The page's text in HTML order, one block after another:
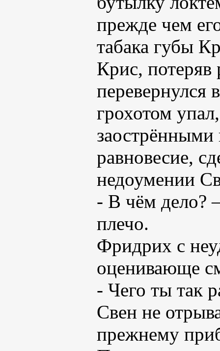
прежде чем
табака губы
Крис, потеряв
перевернулся
грохотом
равновесие,
недоумении
- В чём дело?
плечо.
Фридрих с
оценивающе
- Чего ты так
Свен не
прежнему